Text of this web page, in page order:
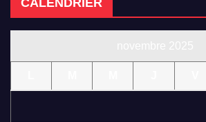
CALENDRIER